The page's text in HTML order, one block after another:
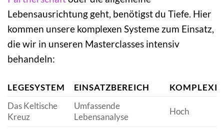
Lebensausrichtung geht, benötigst du Tiefe. Hier
kommen unsere komplexen Systeme zum Einsatz,
die wir in unseren Masterclasses intensiv
behandeln:
LEGESYSTEM EINSATZBEREICH
Das Keltische
Kreuz
Umfassende
Lebensanalyse
Hoch